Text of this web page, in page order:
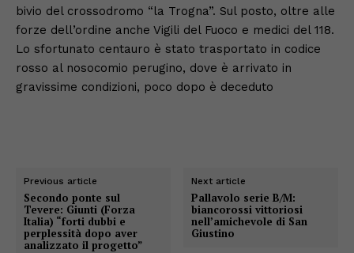
bivio del crossodromo “la Trogna”. Sul posto, oltre alle
forze dell’ordine anche Vigili del Fuoco e medici del 118.
Lo sfortunato centauro è stato trasportato in codice
rosso al nosocomio perugino, dove è arrivato in
gravissime condizioni, poco dopo è deceduto
Previous article
Secondo ponte sul
Tevere: Giunti (Forza
Italia) “forti dubbi e
perplessità dopo aver
analizzato il progetto”
Next article
Pallavolo serie B/M:
biancorossi vittoriosi
nell’amichevole di San
Giustino